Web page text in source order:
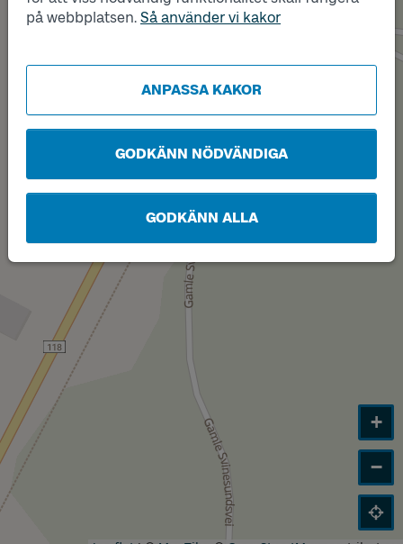
på webbplatsen. Så använder vi kakor
ANPASSA KAKOR
GODKÄNN NÖDVÄNDIGA
GODKÄNN ALLA
A
+
−